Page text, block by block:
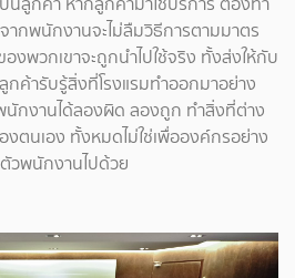
ากพนักงานจะไม่ลืมวิธีการตามมาตร
งพวกเขาจะถูกนำไปใช้จริง ทั้งส่งให้กับ
กค้ารับรู้สิ่งที่โรงแรมทำออกมาอย่าง
นักงานได้ลองผิด ลองถูก ทำสิ่งที่ต่าง
ตนเอง ทั้งหมดไม่ใช่เพื่อองค์กรอย่าง
วพนักงานไปด้วย